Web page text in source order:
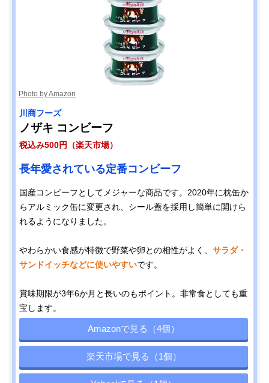
Photo by Amazon
川商フーズ
ノザキ コンビーフ
税込み500円（楽天市場）
長年愛されている定番コンビーフ
国産コンビーフとしてメジャーな商品です。2020年に枕缶か
らアルミック缶に変更され、シール蓋を採用し簡単に開けら
れるようになりました。
やわらかい食感が特徴で野菜や卵との相性がよく、 サラダ・
サンドイッチなどに使いやすいです。
賞味期限が3年6か月と長いのもポイント。非常食としても重
宝します。
Amazonで見る（4個）
楽天市場で見る（1個）